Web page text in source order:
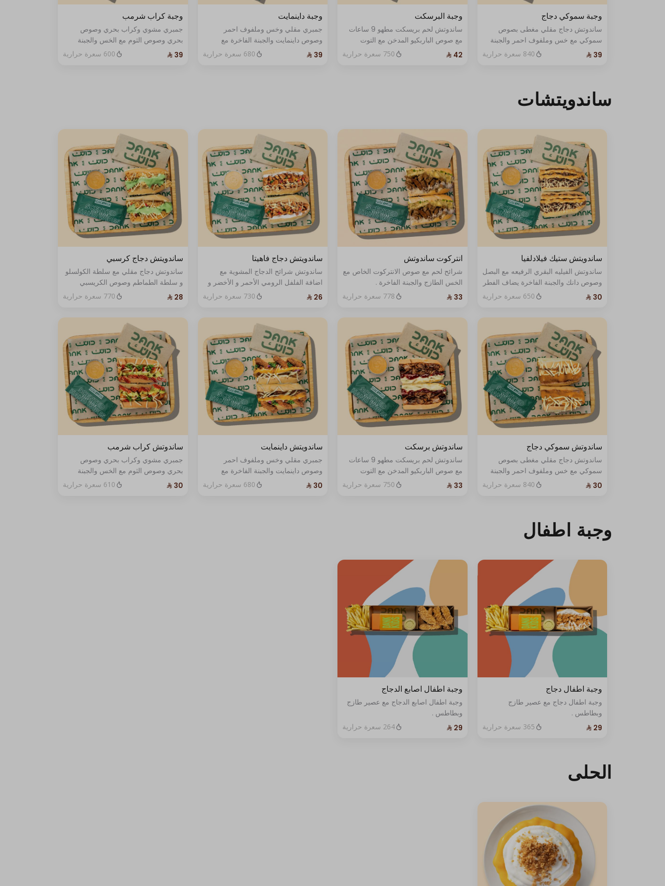
وجبة سموكي دجاج
ساندوتش دجاج مقلي مغطى بصوص
سموكي مع خس وملفوف احمر والجبنة
الفاخرة. يُقدّم مع بطاطس مقلية
840 سعرة حرارية
وجبة البرسكت
ساندوتش لحم بريسكت مطهو 9 ساعات
مع صوص الباربكيو المدخن مع التوت
الأسود وصوص الماسترد الخاص وجبنة
750 سعرة حرارية
وجبة داينمايت
جمبري مقلي وخس وملفوف احمر
وصوص داينمايت والجبنة الفاخرة مع
صوص واحد .
680 سعرة حرارية
وجبة كراب شرمب
جمبري مشوي وكراب بحري وصوص
بحري وصوص الثوم مع الخس والجبنة
الفاخرة .يُقدّم مع بطاطس مقلية
600 سعرة حرارية
ساندويتشات
ساندويتش ستيك فيلادلفيا
ساندوتش الفيليه البقري الرفيعه مع البصل
وصوص دانك والجبنة الفاخرة يضاف الفطر
عند الطلب مع صوص واحد .
650 سعرة حرارية
انتركوت ساندوتش
شرائح لحم مع صوص الانتركوت الخاص مع
الخس الطازج والجبنة الفاخرة .
778 سعرة حرارية
ساندويتش دجاج فاهيتا
ساندوتش شرائح الدجاج المشوية مع
اضافة الفلفل الرومي الأحمر و الأخضر و
الأصفر و البصل و اللبنة الطازجة مع جبنة
730 سعرة حرارية
ساندويتش دجاج كرسبي
ساندوتش دجاج مقلي مع سلطة الكولسلو
و سلطة الطماطم وصوص الكريسبي
والجبنة الفاخرة مع صوص واحد فقط
770 سعرة حرارية
ساندوتش سموكي دجاج
ساندوتش دجاج مقلي مغطى بصوص
سموكي مع خس وملفوف احمر والجبنة
الفاخرة مع صوص واحد .840 سعرة حرارية
ساندوتش برسكت
ساندوتش لحم بريسكت مطهو 9 ساعات
مع صوص الباربكيو المدخن مع التوت
الاسود وصوص الماسترد الخاص وجبنة
750 سعرة حرارية
ساندويتش داينمايت
جمبري مقلي وخس وملفوف احمر
وصوص داينمايت والجبنة الفاخرة مع
صوص واحد .
680 سعرة حرارية
ساندوتش كراب شرمب
جمبري مشوي وكراب بحري وصوص
بحري وصوص الثوم مع الخس والجبنة
الفاخرة مع صوص واحد .610 سعرة حرارية
وجبة اطفال
وجبة اطفال دجاج
وجبة اطفال دجاج مع عصير طازج
وبطاطس .
365 سعرة حرارية
وجبة اطفال اصابع الدجاج
وجبة اطفال اصابع الدجاج مع عصير طازج
وبطاطس .
264 سعرة حرارية
الحلى